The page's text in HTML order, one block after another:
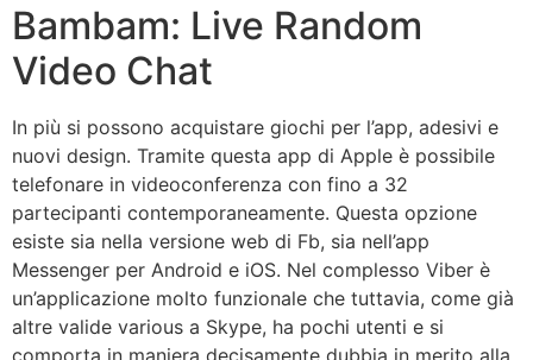
Bambam: Live Random
Video Chat
In più si possono acquistare giochi per l’app, adesivi e
nuovi design. Tramite questa app di Apple è possibile
telefonare in videoconferenza con fino a 32
partecipanti contemporaneamente. Questa opzione
esiste sia nella versione web di Fb, sia nell’app
Messenger per Android e iOS. Nel complesso Viber è
un’applicazione molto funzionale che tuttavia, come già
altre valide various a Skype, ha pochi utenti e si
comporta in maniera decisamente dubbia in merito alla